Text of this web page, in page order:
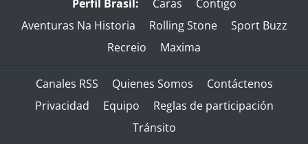
Perfil Brasil: Caras
Contigo
Aventuras Na Historia
Rolling Stone
Sport Buzz
Recreio
Maxima
Canales RSS Quienes Somos
Contáctenos
Privacidad
Equipo
Reglas de participación
Tránsito